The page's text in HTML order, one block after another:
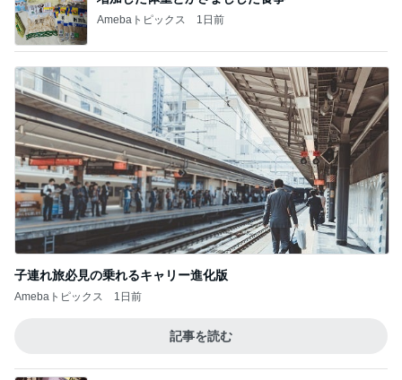
子連れ旅必見の乗れるキャリー進化版
Amebaトピックス 1日前
記事を読む
Amebaトピックス 1日前